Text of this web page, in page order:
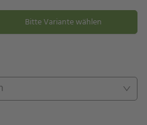
entfernen
Bitte Variante wählen